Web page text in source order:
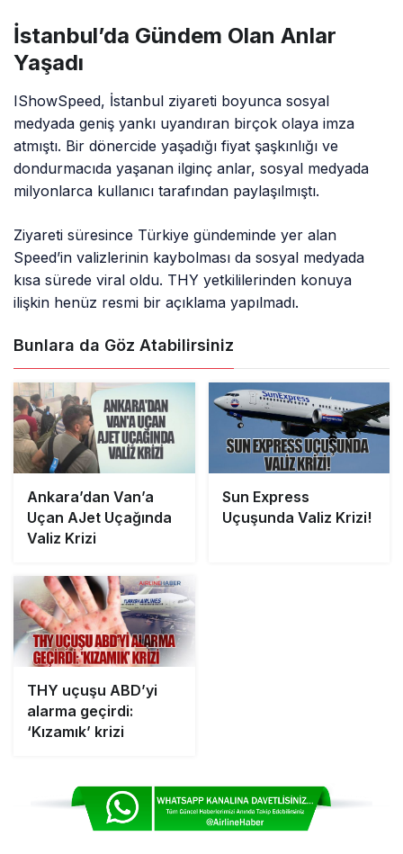
İstanbul’da Gündem Olan Anlar
Yaşadı
IShowSpeed, İstanbul ziyareti boyunca sosyal
medyada geniş yankı uyandıran birçok olaya imza
atmıştı. Bir dönercide yaşadığı fiyat şaşkınlığı ve
dondurmacıda yaşanan ilginç anlar, sosyal medyada
milyonlarca kullanıcı tarafından paylaşılmıştı.
Ziyareti süresince Türkiye gündeminde yer alan
Speed’in valizlerinin kaybolması da sosyal medyada
kısa sürede viral oldu. THY yetkililerinden konuya
ilişkin henüz resmi bir açıklama yapılmadı.
Bunlara da Göz Atabilirsiniz
Ankara’dan Van’a
Uçan AJet Uçağında
Valiz Krizi
Sun Express
Uçuşunda Valiz Krizi!
THY uçuşu ABD’yi
alarma geçirdi:
‘Kızamık’ krizi